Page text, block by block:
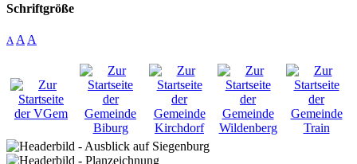
Schriftgröße
A A A